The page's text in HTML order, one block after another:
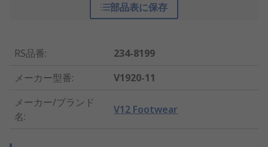
部品表に保存
RS品番:
234-8199
メーカー型番:
V1920-11
メーカー/ブランド
名:
V12 Footwear